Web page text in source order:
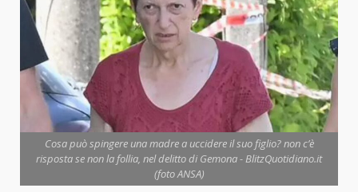
Cosa può spingere una madre a uccidere il suo figlio? non c’è
risposta se non la follia, nel delitto di Gemona - BlitzQuotidiano.it
(foto ANSA)